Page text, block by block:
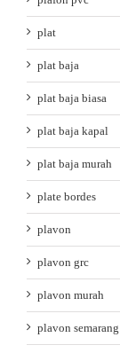
plat
plat baja
plat baja biasa
plat baja kapal
plat baja murah
plate bordes
plavon
plavon grc
plavon murah
plavon semarang